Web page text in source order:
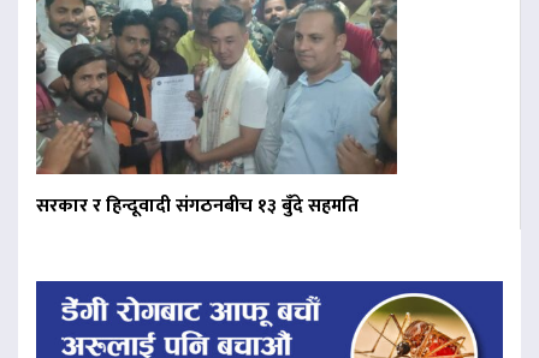
सरकार र हिन्दूवादी संगठनबीच १३ बुँदे सहमति